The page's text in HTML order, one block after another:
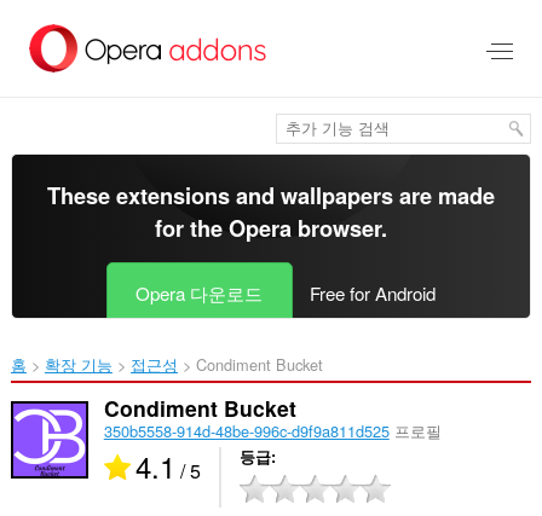
건
These extensions and wallpapers are made
for theOpera browser.
Opera 다운로드 Free for Android
홈 확장 기능 접근성 Condiment Bucket‎
Condiment Bucket
350b5558-914d-48be-996c-d9f9a811d525프로필
4.1 / 5 등급